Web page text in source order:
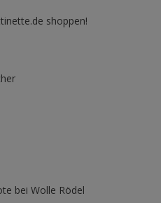
shoppen!
bei Wolle Rödel